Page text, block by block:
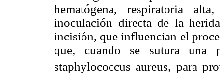
hematógena, respiratoria
inoculación directa de la
incisión, que influencian el
que, cuando se sutura una
staphylococcus aureus, para